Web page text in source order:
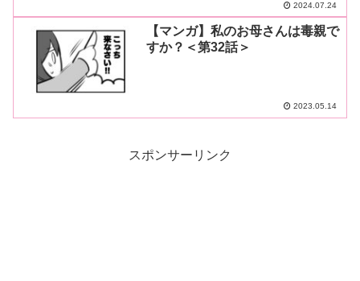
2024.07.24
【マンガ】私のお母さんは毒親で
すか？＜第32話＞
2023.05.14
スポンサーリンク